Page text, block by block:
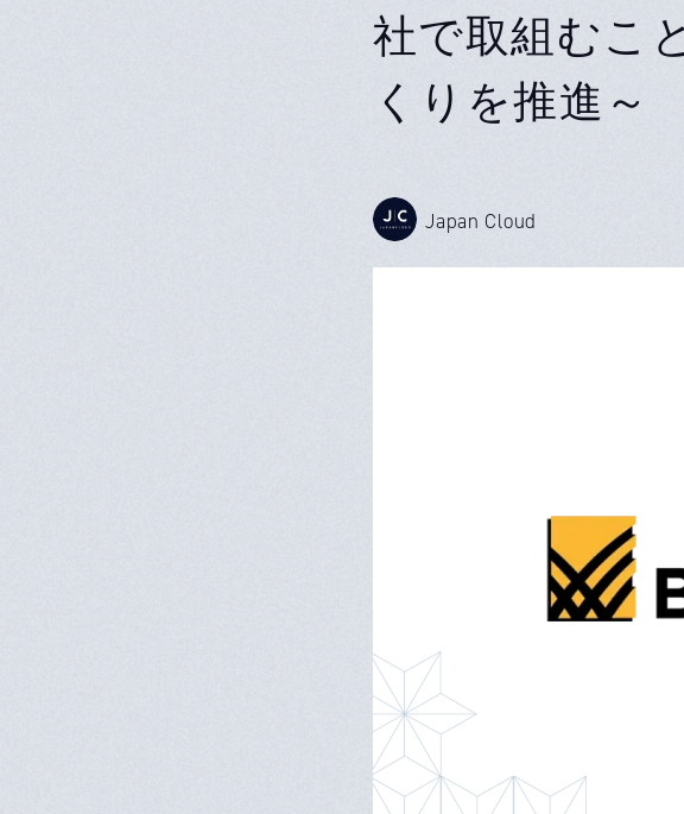
社で取組むこ
くりを推進～
Japan Cloud